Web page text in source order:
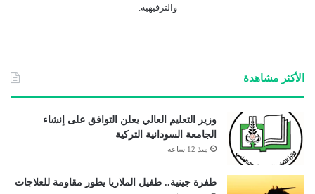
والترفيهية.
الأكثر مشاهدة
وزير التعليم العالي يعلن التوافق على إنشاء
الجامعة السودانية التركية
منذ 12 ساعة
طفرة جينية.. طفيل الملاريا يطور مقاومة للعلاجات